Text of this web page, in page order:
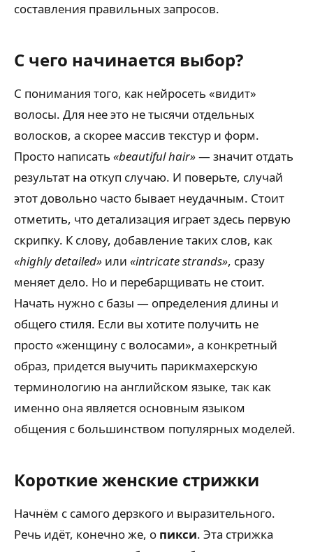
составления правильных запросов.
С чего начинается выбор?
С понимания того, как нейросеть «видит»
волосы. Для нее это не тысячи отдельных
волосков, а скорее массив текстур и форм.
Просто написать «beautiful hair»— значит отдать
результат на откуп случаю. И поверьте, случай
этот довольно часто бывает неудачным. Стоит
отметить, что детализация играет здесь первую
скрипку. К слову, добавление таких слов, как
«highly detailed» или «intricate strands», сразу
меняет дело. Но и перебарщивать не стоит.
Начать нужно с базы — определения длины и
общего стиля. Если вы хотите получить не
просто «женщину с волосами», а конкретный
образ, придется выучить парикмахерскую
терминологию на английском языке, так как
именно она является основным языком
общения с большинством популярных моделей.
Короткие женские стрижки
Начнём с самого дерзкого и выразительного.
Речь идёт, конечно же, о пикси. Эта стрижка